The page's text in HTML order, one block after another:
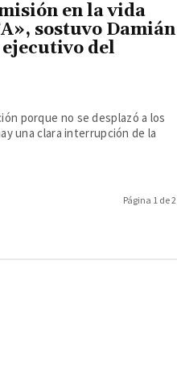
en la vida
sostuvo Damián
del
porque no se desplazó a los
una clara interrupción de la
Página 1 de 2